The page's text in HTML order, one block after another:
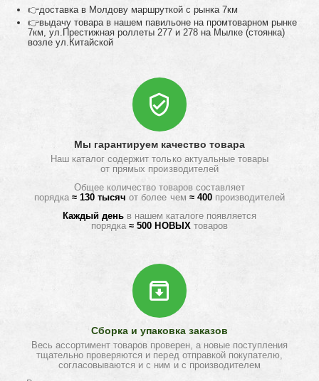
👉доставка в Молдову маршруткой с рынка 7км
👉выдачу товара в нашем павильоне на промтоварном рынке
7км, ул.Престижная роллеты 277 и 278 на Мылке (стоянка)
возле ул.Китайской
Мы гарантируем качество товара
Наш каталог содержит только актуальные товары
от прямых производителей
Общее количество товаров составляет
порядка≈ 130 тысяч от более чем ≈ 400 производителей
Каждый деньв нашем каталоге появляется
порядка≈ 500 НОВЫХ товаров
Сборка и упаковка заказов
Весь ассортимент товаров проверен, а новые поступления
тщательно проверяются и перед отправкой покупателю,
согласовываются и с ним и с производителем